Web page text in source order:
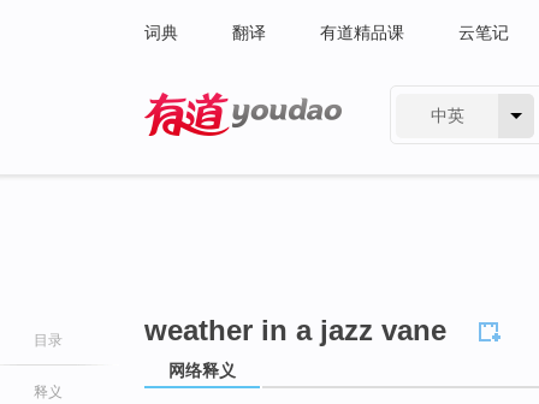
词典 翻译 有道精品课 云笔记
中英
目录
释义
weather in a jazz vane
网络释义